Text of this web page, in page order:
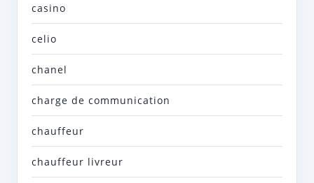
casino
celio
chanel
charge de communication
chauffeur
chauffeur livreur